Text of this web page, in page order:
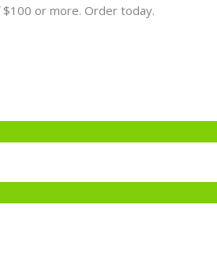
$100 or more. Order today.